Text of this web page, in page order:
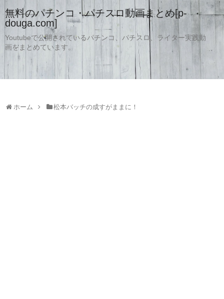
無料のパチンコ・パチスロ動画まとめ[p-
douga.com]
Youtubeで公開されているパチンコ、パチスロ、ライター実践動
画をまとめています。
ホーム 松本バッチの成すがままに！